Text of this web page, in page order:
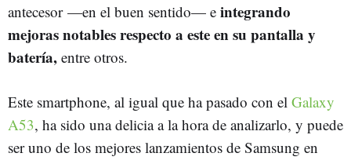
antecesor —en el buen sentido— e integrando
mejoras notables respecto a este en su pantalla y
batería, entre otros.
Este smartphone, al igual que ha pasado con el Galaxy
A53, ha sido una delicia a la hora de analizarlo, y puede
ser uno de los mejores lanzamientos de Samsung en